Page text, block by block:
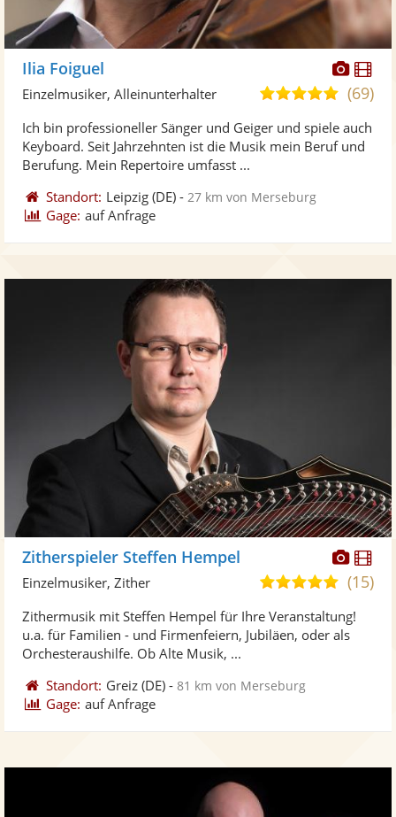
Fotos
Ilia Foiguel
4,9
5
(69)
Einzelmusiker, Alleinunterhalter
Ich bin professioneller Sänger und Geiger und spiele auch
Keyboard. Seit Jahrzehnten ist die Musik mein Beruf und
Berufung. Mein Repertoire umfasst ...
Standort: Leipzig (DE) - 27 km von Merseburg
Gage: auf Anfrage
Fotos
Zitherspieler Steffen Hempel
5,0
5
(15)
Einzelmusiker, Zither
Zithermusik mit Steffen Hempel für Ihre Veranstaltung!
u.a. für Familien - und Firmenfeiern, Jubiläen, oder als
Orchesteraushilfe. Ob Alte Musik, ...
Standort: Greiz (DE) -81 km von Merseburg
Gage: auf Anfrage